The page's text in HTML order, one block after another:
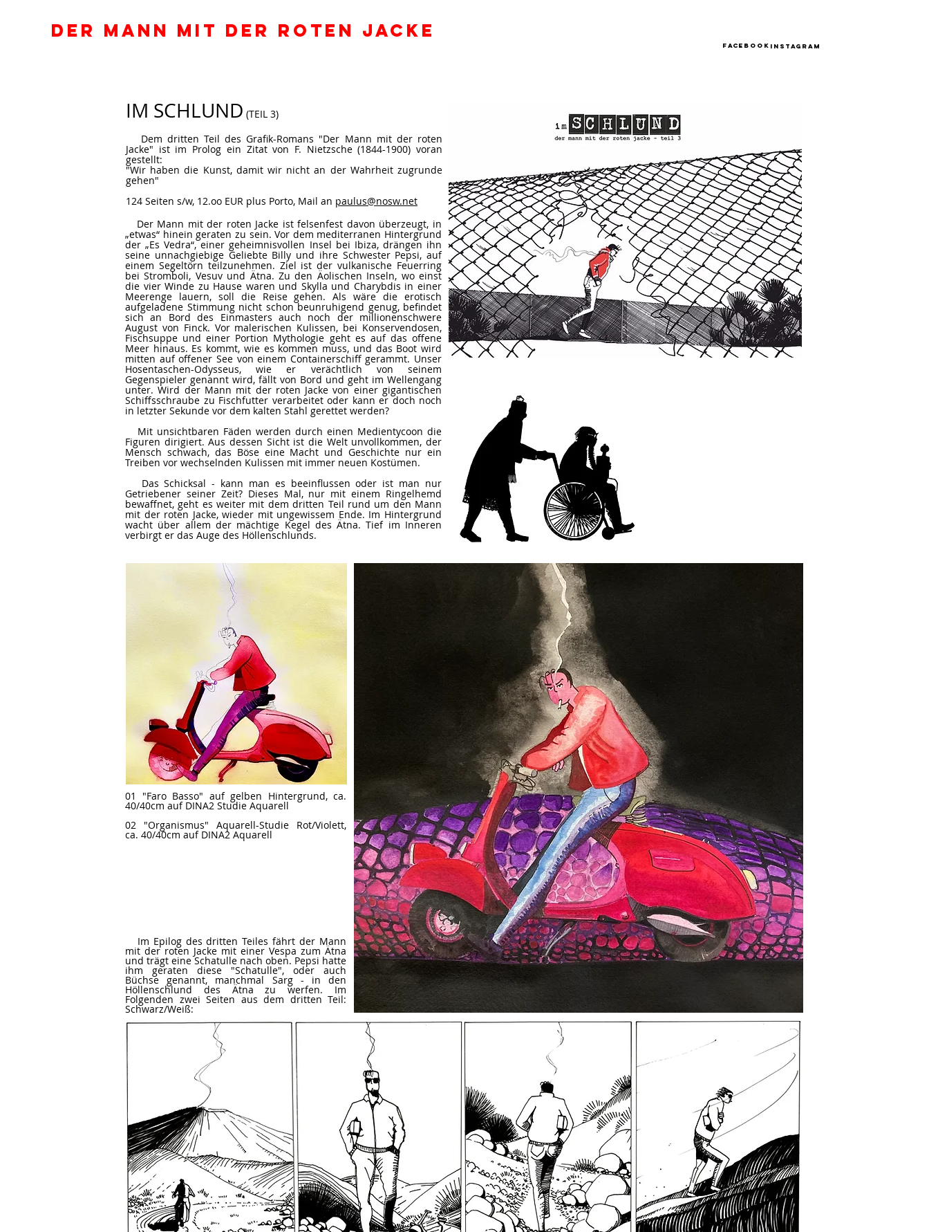
DER MANN MIT DER ROTEN JACKE
Instagram
Facebook
IM SCHLUND (TEIL 3)
Dem dritten Teil des Grafik-Romans "Der Mann mit der roten
Jacke" ist im Prolog ein Zitat von F. Nietzsche (1844-1900) voran
gestellt:
"Wir haben die Kunst, damit wir nicht an der Wahrheit zugrunde
gehen"
124 Seiten s/w, 12.oo EUR plus Porto, Mail an paulus@nosw.net
Der Mann mit der roten Jacke ist felsenfest davon überzeugt, in
„etwas“ hinein geraten zu sein. Vor dem mediterranen Hintergrund
der „Es Vedra“, einer geheimnisvollen Insel bei Ibiza, drängen ihn
seine unnachgiebige Geliebte Billy und ihre Schwester Pepsi, auf
einem Segeltörn teilzunehmen. Ziel ist der vulkanische Feuerring
bei Stromboli, Vesuv und Ätna. Zu den Äolischen Inseln, wo einst
die vier Winde zu Hause waren und Skylla und Charybdis in einer
Meerenge lauern, soll die Reise gehen. Als wäre die erotisch
aufgeladene Stimmung nicht schon beunruhigend genug, befindet
sich an Bord des Einmasters auch noch der millionenschwere
August von Finck. Vor malerischen Kulissen, bei Konservendosen,
Fischsuppe und einer Portion Mythologie geht es auf das offene
Meer hinaus. Es kommt, wie es kommen muss, und das Boot wird
mitten auf offener See von einem Containerschiff gerammt. Unser
Hosentaschen-Odysseus, wie er verächtlich von seinem
Gegenspieler genannt wird, fällt von Bord und geht im Wellengang
unter. Wird der Mann mit der roten Jacke von einer gigantischen
Schiffsschraube zu Fischfutter verarbeitet oder kann er doch noch
in letzter Sekunde vor dem kalten Stahl gerettet werden?
Mit unsichtbaren Fäden werden durch einen Medientycoon die
Figuren dirigiert. Aus dessen Sicht ist die Welt unvollkommen, der
Mensch schwach, das Böse eine Macht und Geschichte nur ein
Treiben vor wechselnden Kulissen mit immer neuen Kostümen.
Das Schicksal - kann man es beeinflussen oder ist man nur
Getriebener seiner Zeit? Dieses Mal, nur mit einem Ringelhemd
bewaffnet, geht es weiter mit dem dritten Teil rund um den Mann
mit der roten Jacke, wieder mit ungewissem Ende. Im Hintergrund
wacht über allem der mächtige Kegel des Ätna. Tief im Inneren
verbirgt er das Auge des Höllenschlunds.
01 "Faro Basso" auf gelben Hintergrund, ca.
40/40cm auf DINA2 Studie Aquarell
02 "Organismus" Aquarell-Studie Rot/Violett,
ca. 40/40cm auf DINA2 Aquarell
Im Epilog des dritten Teiles fährt der Mann
mit der roten Jacke mit einer Vespa zum Ätna
und trägt eine Schatulle nach oben. Pepsi hatte
ihm geraten diese "Schatulle", oder auch
Büchse genannt, manchmal Sarg - in den
Höllenschlund des Ätna zu werfen. Im
Folgenden zwei Seiten aus dem dritten Teil:
Schwarz/Weiß: